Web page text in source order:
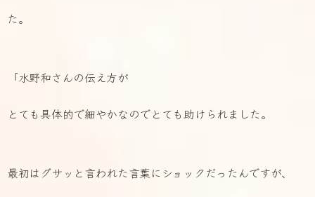
た。
「水野和さんの伝え方が
とても具体的で細やかなのでとても助けられました。
最初はグサッと言われた言葉にショックだったんですが、